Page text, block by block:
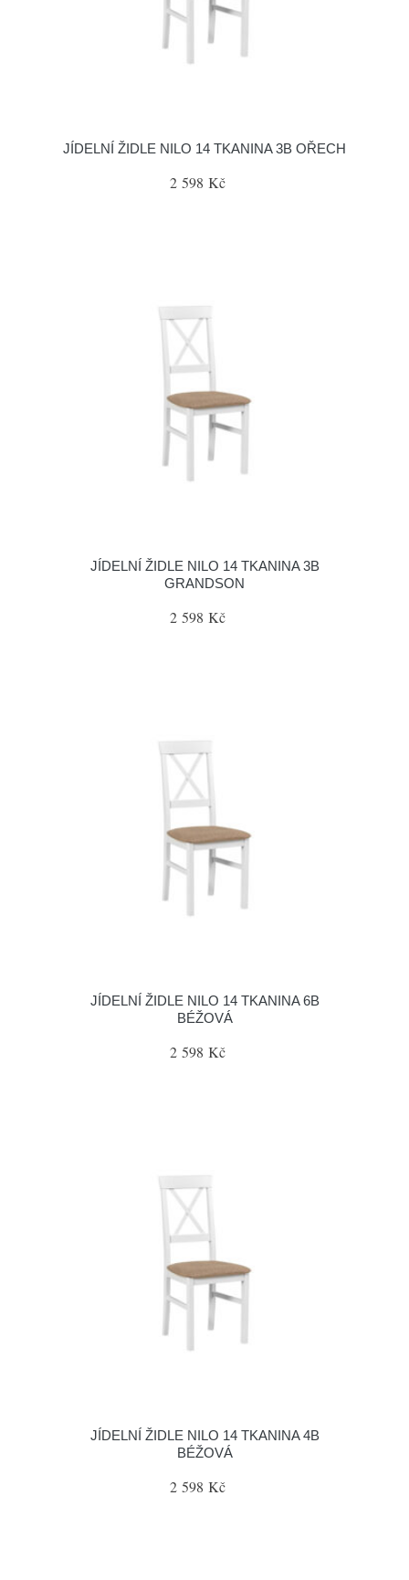
JÍDELNÍ ŽIDLE NILO 14 TKANINA 3B OŘECH
2 598 Kč
JÍDELNÍ ŽIDLE NILO 14 TKANINA 3B
GRANDSON
2 598 Kč
JÍDELNÍ ŽIDLE NILO 14 TKANINA 6B
BÉŽOVÁ
2 598 Kč
JÍDELNÍ ŽIDLE NILO 14 TKANINA 4B
BÉŽOVÁ
2 598 Kč